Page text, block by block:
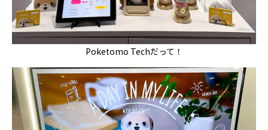
Poketomo Techだって！